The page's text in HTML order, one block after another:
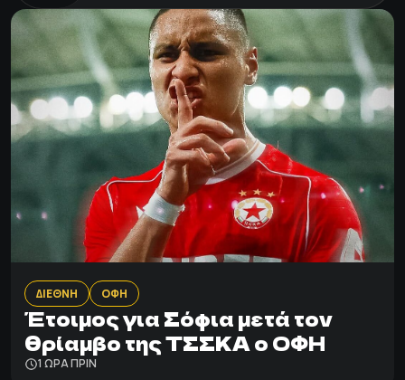
ΔΙΕΘΝΗ ΟΦΗ
Έτοιμος για Σόφια μετά τον
θρίαμβο της ΤΣΣΚΑ ο ΟΦΗ
1 ΩΡΑ ΠΡΙΝ